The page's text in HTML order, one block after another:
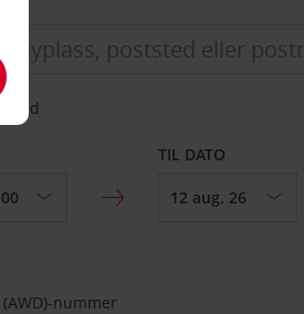
TIL DATO
nummer